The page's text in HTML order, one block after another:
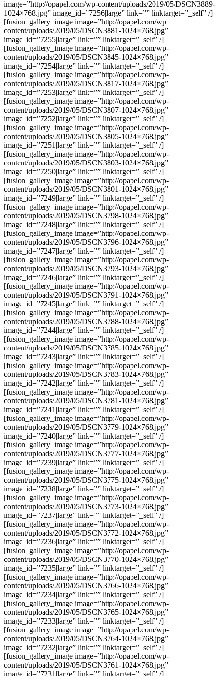
image=”http://opapel.com/wp-content/uploads/2019/05/DSCN3889-
1024×768.jpg” image_id=”7256|large” link=”” linktarget=”_self” /]
[fusion_gallery_image image=”http://opapel.com/wp-
content/uploads/2019/05/DSCN3881-1024×768.jpg”
image_id=”7255|large” link=”” linktarget=”_self” /]
[fusion_gallery_image image=”http://opapel.com/wp-
content/uploads/2019/05/DSCN3845-1024×768.jpg”
image_id=”7254|large” link=”” linktarget=”_self” /]
[fusion_gallery_image image=”http://opapel.com/wp-
content/uploads/2019/05/DSCN3817-1024×768.jpg”
image_id=”7253|large” link=”” linktarget=”_self” /]
[fusion_gallery_image image=”http://opapel.com/wp-
content/uploads/2019/05/DSCN3807-1024×768.jpg”
image_id=”7252|large” link=”” linktarget=”_self” /]
[fusion_gallery_image image=”http://opapel.com/wp-
content/uploads/2019/05/DSCN3805-1024×768.jpg”
image_id=”7251|large” link=”” linktarget=”_self” /]
[fusion_gallery_image image=”http://opapel.com/wp-
content/uploads/2019/05/DSCN3803-1024×768.jpg”
image_id=”7250|large” link=”” linktarget=”_self” /]
[fusion_gallery_image image=”http://opapel.com/wp-
content/uploads/2019/05/DSCN3801-1024×768.jpg”
image_id=”7249|large” link=”” linktarget=”_self” /]
[fusion_gallery_image image=”http://opapel.com/wp-
content/uploads/2019/05/DSCN3798-1024×768.jpg”
image_id=”7248|large” link=”” linktarget=”_self” /]
[fusion_gallery_image image=”http://opapel.com/wp-
content/uploads/2019/05/DSCN3796-1024×768.jpg”
image_id=”7247|large” link=”” linktarget=”_self” /]
[fusion_gallery_image image=”http://opapel.com/wp-
content/uploads/2019/05/DSCN3793-1024×768.jpg”
image_id=”7246|large” link=”” linktarget=”_self” /]
[fusion_gallery_image image=”http://opapel.com/wp-
content/uploads/2019/05/DSCN3791-1024×768.jpg”
image_id=”7245|large” link=”” linktarget=”_self” /]
[fusion_gallery_image image=”http://opapel.com/wp-
content/uploads/2019/05/DSCN3788-1024×768.jpg”
image_id=”7244|large” link=”” linktarget=”_self” /]
[fusion_gallery_image image=”http://opapel.com/wp-
content/uploads/2019/05/DSCN3785-1024×768.jpg”
image_id=”7243|large” link=”” linktarget=”_self” /]
[fusion_gallery_image image=”http://opapel.com/wp-
content/uploads/2019/05/DSCN3783-1024×768.jpg”
image_id=”7242|large” link=”” linktarget=”_self” /]
[fusion_gallery_image image=”http://opapel.com/wp-
content/uploads/2019/05/DSCN3781-1024×768.jpg”
image_id=”7241|large” link=”” linktarget=”_self” /]
[fusion_gallery_image image=”http://opapel.com/wp-
content/uploads/2019/05/DSCN3779-1024×768.jpg”
image_id=”7240|large” link=”” linktarget=”_self” /]
[fusion_gallery_image image=”http://opapel.com/wp-
content/uploads/2019/05/DSCN3777-1024×768.jpg”
image_id=”7239|large” link=”” linktarget=”_self” /]
[fusion_gallery_image image=”http://opapel.com/wp-
content/uploads/2019/05/DSCN3775-1024×768.jpg”
image_id=”7238|large” link=”” linktarget=”_self” /]
[fusion_gallery_image image=”http://opapel.com/wp-
content/uploads/2019/05/DSCN3773-1024×768.jpg”
image_id=”7237|large” link=”” linktarget=”_self” /]
[fusion_gallery_image image=”http://opapel.com/wp-
content/uploads/2019/05/DSCN3772-1024×768.jpg”
image_id=”7236|large” link=”” linktarget=”_self” /]
[fusion_gallery_image image=”http://opapel.com/wp-
content/uploads/2019/05/DSCN3770-1024×768.jpg”
image_id=”7235|large” link=”” linktarget=”_self” /]
[fusion_gallery_image image=”http://opapel.com/wp-
content/uploads/2019/05/DSCN3766-1024×768.jpg”
image_id=”7234|large” link=”” linktarget=”_self” /]
[fusion_gallery_image image=”http://opapel.com/wp-
content/uploads/2019/05/DSCN3765-1024×768.jpg”
image_id=”7233|large” link=”” linktarget=”_self” /]
[fusion_gallery_image image=”http://opapel.com/wp-
content/uploads/2019/05/DSCN3764-1024×768.jpg”
image_id=”7232|large” link=”” linktarget=”_self” /]
[fusion_gallery_image image=”http://opapel.com/wp-
content/uploads/2019/05/DSCN3761-1024×768.jpg”
image_id=”7231|large” link=”” linktarget=”_self” /]